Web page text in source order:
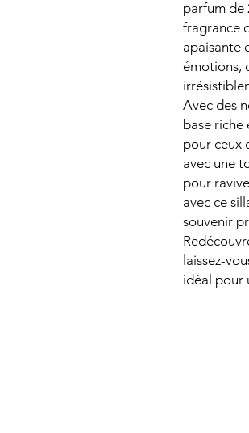
parfum de
fragrance
apaisante
émotions,
Avec des
base
pour ceux
avec une
pour
avec ce
souvenir
laissez-
idéal pour